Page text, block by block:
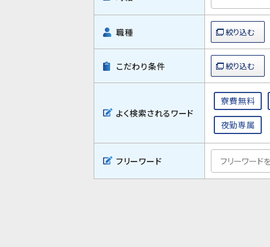
職種
こだわり条件
よく検索されるワード
寮費無料
夜勤専属
フリーワード